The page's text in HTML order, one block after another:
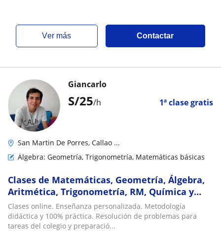
ver más Contactar
S/25/h 1ª clase gratis
Giancarlo
San Martin De Porres, Callao ...
Álgebra: Geometría, Trigonometría, Matemáticas básicas
Clases de Matemáticas, Geometría, Álgebra,
Aritmética, Trigonometría, RM, Química y
Física
Clases online. Enseñanza personalizada. Metodología
didáctica y 100% práctica. Resolución de problemas para
tareas del colegio y preparació...